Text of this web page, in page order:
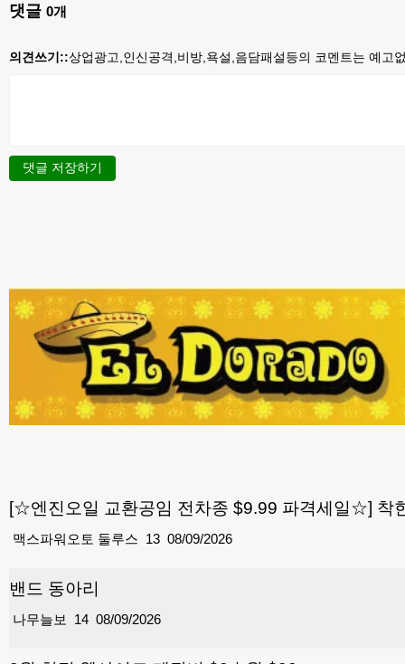
댓글 0개
의견쓰기::상업광고,인신공격,비방,욕설,음담패설등의 코멘트는 예고
댓글 저장하기
[☆엔진오일 교환공임 전차종 $9.99 파격세일☆] 착
13
맥스파워오토 둘루스 08/09/2026
밴드 동아리
14
나무늘보 08/09/2026